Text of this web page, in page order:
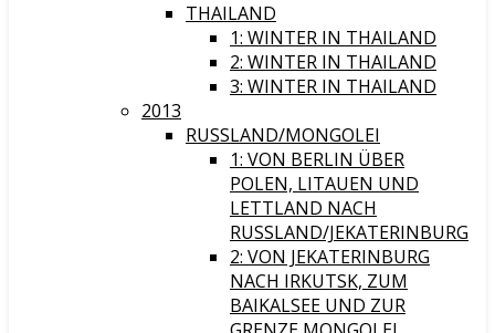
THAILAND
1: WINTER IN THAILAND
2: WINTER IN THAILAND
3: WINTER IN THAILAND
2013
RUSSLAND/MONGOLEI
1: VON BERLIN ÜBER
POLEN, LITAUEN UND
LETTLAND NACH
RUSSLAND/JEKATERINBURG
2: VON JEKATERINBURG
NACH IRKUTSK, ZUM
BAIKALSEE UND ZUR